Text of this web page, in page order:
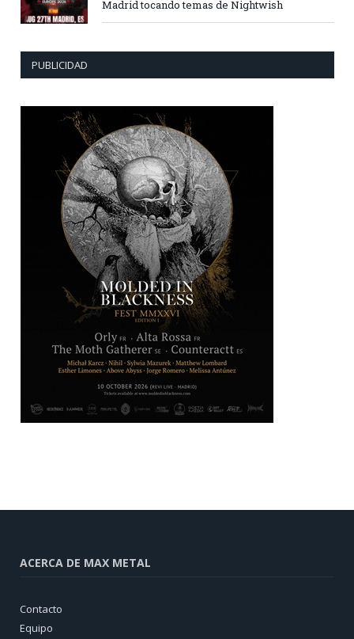
Madrid tocando temas de Nightwish
PUBLICIDAD
ACERCA DE MAX METAL
Contacto
Equipo